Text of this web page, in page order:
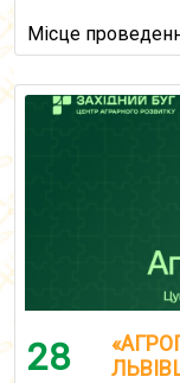
Місце
28